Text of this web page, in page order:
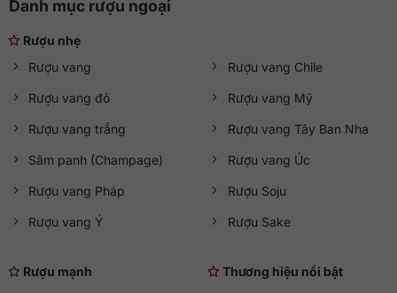
Danh mục rượu ngoại
Rượu nhẹ
Rượu vang
Rượu vang đỏ
Rượu vang trắng
Sâm panh (Champage)
Rượu vang Pháp
Rượu vang Ý
Rượu vang Chile
Rượu vang Mỹ
Rượu vang Tây Ban Nha
Rượu vang Úc
Rượu Soju
Rượu Sake
Rượu mạnh
Thương hiệu nổi bật